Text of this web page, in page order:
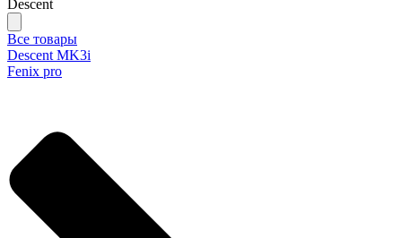
Descent
Все товары
Descent MK3i
Fenix pro